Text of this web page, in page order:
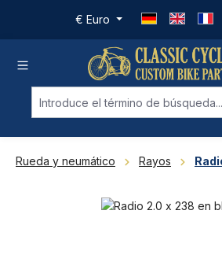
Saltar al contenido principal
€ Euro
Rueda y neumático Rayos
Omitir galería de imágenes